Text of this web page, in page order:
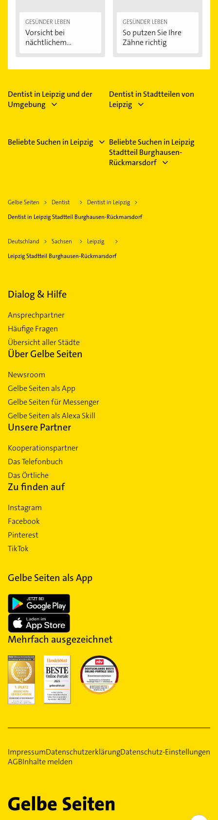
GESÜNDER LEBEN
Vorsicht bei
nächtlichem
GESÜNDER LEBEN
So putzen Sie Ihre
Zähne richtig
Dentist in Leipzig und der
Umgebung
Dentist in Stadtteilen von
Leipzig
Beliebte Suchen in Leipzig
Beliebte Suchen in Leipzig
Stadtteil Burghausen-
Rückmarsdorf
Gelbe Seiten Dentist
Dentist in Leipzig
Dentist in Leipzig Stadtteil Burghausen-Rückmarsdorf
Deutschland Sachsen
Leipzig
Leipzig Stadtteil Burghausen-Rückmarsdorf
Dialog & Hilfe
Ansprechpartner
Häufige Fragen
Übersicht aller Städte
Über Gelbe Seiten
Newsroom
Gelbe Seiten als App
Gelbe Seiten für Messenger
Gelbe Seiten als Alexa Skill
Unsere Partner
Kooperationspartner
Das Telefonbuch
Das Örtliche
Zu finden auf
Instagram
Facebook
Pinterest
TikTok
Gelbe Seiten als App
Mehrfach ausgezeichnet
ImpressumDatenschutzerklärungDatenschutz-Einstellungen
AGBInhalte melden